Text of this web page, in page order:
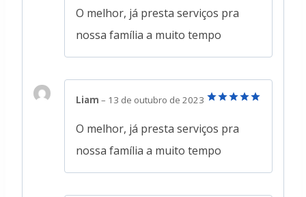
O melhor, já presta serviços pra
nossa família a muito tempo
Liam – 13 de outubro de 2023
O melhor, já presta serviços pra
nossa família a muito tempo